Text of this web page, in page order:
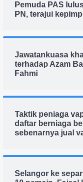
Pemuda PAS
PN, terajui
Jawatankuasa
terhadap Azam
Fahmi
Taktik peniaga
daftar berniaga
sebenarnya jual
Selangor ke